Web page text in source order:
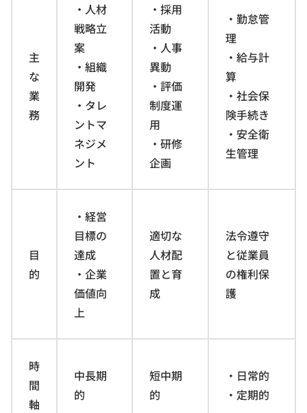
主
な
業
務
・人材
戦略立
案
・組織
開発
・タレ
ントマ
ネジメ
ント
・採用
活動
・人事
異動
・評価
制度運
用
・研修
企画
・勤怠管
理
・給与計
算
・社会保
険手続き
・安全衛
生管理
目
的
・経営
目標の
達成
・企業
価値向
上
適切な
人材配
置と育
成
法令遵守
と従業員
の権利保
護
時
間
軸
中長期
的
短中期
的
・日常的
・定期的